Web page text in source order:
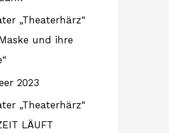
„Theaterhärz“
und ihre
2023
„Theaterhärz“
LÄUFT